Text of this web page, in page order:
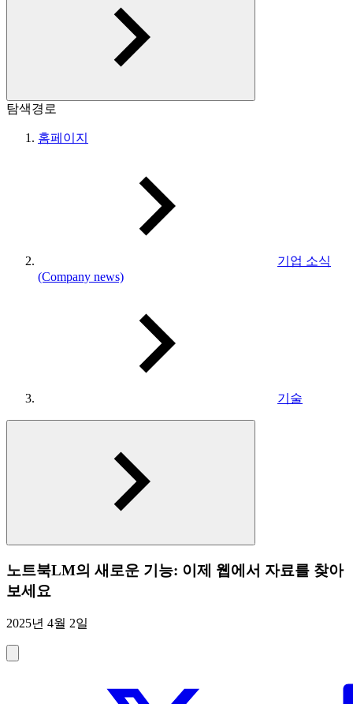
탐색경로
홈페이지
기업 소식
(Company news)
기술
노트북LM의 새로운 기능: 이제 웹에서 자료를 찾아
보세요
2025년 4월 2일